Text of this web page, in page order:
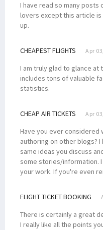
I have read so many
lovers except this article
up.
CHEAPEST FLIGHTS Apr
I am truly glad to glance at
includes tons of valuable
statistics.
CHEAP AIR TICKETS Apr
Have you ever considered
authoring on other blogs?
same ideas you discuss
some stories/information.
your work. If you're even
FLIGHT TICKET BOOKING
There is certainly a great
I really like all the points